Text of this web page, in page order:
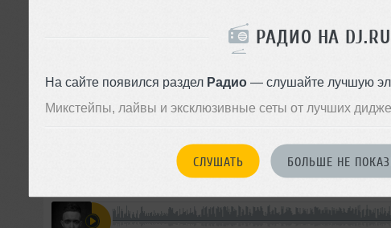
РАДИО НА DJ.RU
На сайте появился раздел Радио— слушайте лучшую
Микстейпы, лайвы и эксклюзивные сеты от лучших
СЛУШАТЬ БОЛЬШЕ НЕ
12
D.core - Tiefe
В плейлист